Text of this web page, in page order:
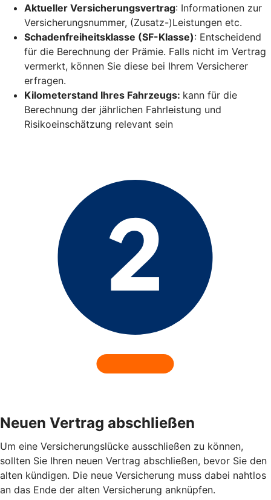
Aktueller Versicherungsvertrag: Informationen zur
Versicherungsnummer, (Zusatz-)Leistungen etc.
Schadenfreiheitsklasse (SF-Klasse): Entscheidend
für die Berechnung der Prämie. Falls nicht im Vertrag
vermerkt, können Sie diese bei Ihrem Versicherer
erfragen.
Kilometerstand Ihres Fahrzeugs: kann für die
Berechnung der jährlichen Fahrleistung und
Risikoeinschätzung relevant sein
Neuen Vertrag abschließen
Um eine Versicherungslücke ausschließen zu können,
sollten Sie Ihren neuen Vertrag abschließen, bevor Sie den
alten kündigen. Die neue Versicherung muss dabei nahtlos
an das Ende der alten Versicherung anknüpfen.